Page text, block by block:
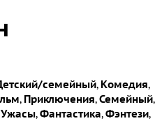
семейный, Комедия,
, Приключения,Семейный,
Ужасы,Фантастика,Фэнтези,